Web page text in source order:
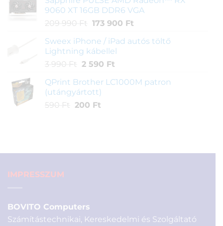
1
990 Ft.
990 Ft.
9060 XT 16GB DDR6 VGA
209 990 Ft
Original
was:
209
990 Ft.
173 900 FtCurrent
is:
Sweex iPhone / iPad autós töltő
Lightning kábellel
3 990 Ft
Original
was:
3
990 Ft.
2 590 FtCurrent
is:
QPrint Brother LC1000M patron
(utángyártott)
590 Ft
Original
200 FtCurrent
IMPRESSZUM
BOVITO Computers
Számítástechnikai, Kereskedelmi és Szolgáltató